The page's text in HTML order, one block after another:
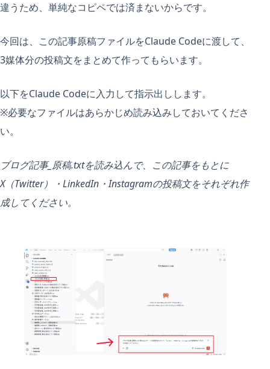
違うため、単純なコピペでは済まないからです。
今回は、この記事原稿ファイルをClaude Codeに渡して、
3媒体分の投稿文をまとめて作ってもらいます。
以下をClaude Codeに入力して指示出しします。
※必要なファイルはあらかじめ読み込みしておいてくださ
い。
ブログ記事_原稿.txtを読み込んで、この記事をもとに
X（Twitter）・LinkedIn・Instagramの投稿文をそれぞれ作
成してください。